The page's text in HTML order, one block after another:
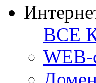
ВСЕ
WEB-